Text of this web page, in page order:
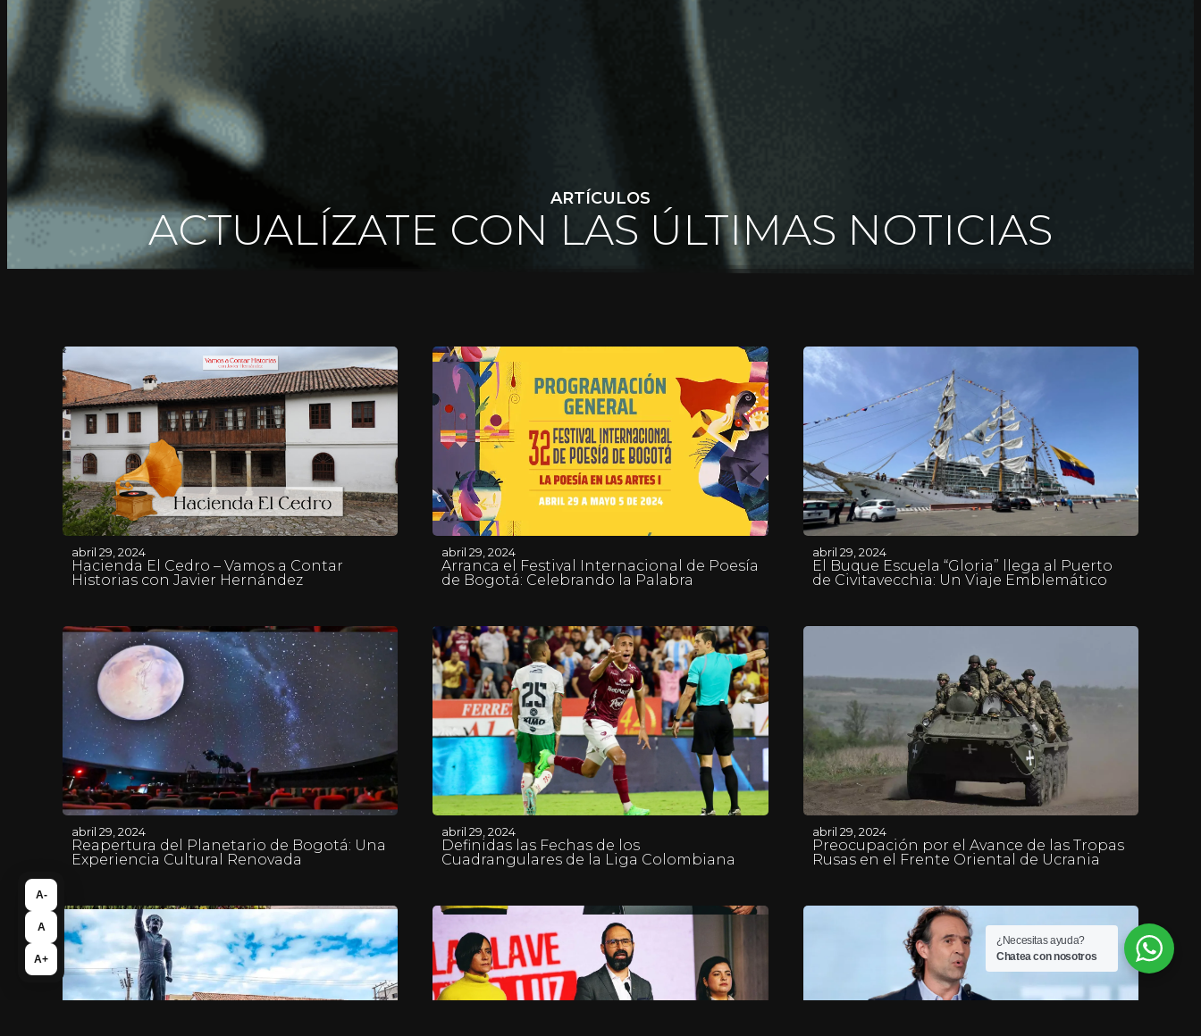
ARTÍCULOS
ACTUALÍZATE CON LAS ÚLTIMAS NOTICIAS
abril 29, 2024
Hacienda El Cedro – Vamos a Contar
Historias con Javier Hernández
abril 29, 2024
Arranca el Festival Internacional de Poesía
de Bogotá: Celebrando la Palabra
abril 29, 2024
El Buque Escuela “Gloria” llega al Puerto
de Civitavecchia: Un Viaje Emblemático
abril 29, 2024
Reapertura del Planetario de Bogotá: Una
Experiencia Cultural Renovada
abril 29, 2024
Definidas las Fechas de los
Cuadrangulares de la Liga Colombiana
abril 29, 2024
Preocupación por el Avance de las Tropas
Rusas en el Frente Oriental de Ucrania
A-
A
A+
¿Necesitas ayuda?
Chatea con nosotros